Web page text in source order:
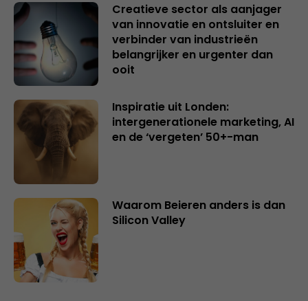
Creatieve sector als aanjager
van innovatie en ontsluiter en
verbinder van industrieën
belangrijker en urgenter dan
ooit
Inspiratie uit Londen:
intergenerationele marketing, AI
en de ‘vergeten’ 50+-man
Waarom Beieren anders is dan
Silicon Valley